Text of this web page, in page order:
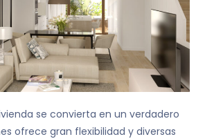
se convierta en un verdadero
ofrece gran flexibilidad y diversas